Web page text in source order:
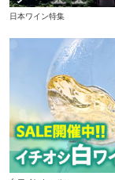
日本ワイン特集